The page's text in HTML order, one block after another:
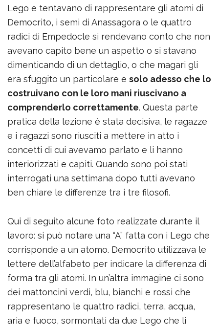
Lego e tentavano di rappresentare gli atomi di
Democrito, i semi di Anassagora o le quattro
radici di Empedocle si rendevano conto che non
avevano capito bene un aspetto o si stavano
dimenticando di un dettaglio, o che magari gli
era sfuggito un particolare e solo adesso che lo
costruivano con le loro mani riuscivano a
comprenderlo correttamente. Questa parte
pratica della lezione è stata decisiva, le ragazze
e i ragazzi sono riusciti a mettere in atto i
concetti di cui avevamo parlato e li hanno
interiorizzati e capiti. Quando sono poi stati
interrogati una settimana dopo tutti avevano
ben chiare le differenze tra i tre filosofi.
Qui di seguito alcune foto realizzate durante il
lavoro: si può notare una “A” fatta con i Lego che
corrisponde a un atomo. Democrito utilizzava le
lettere dell’alfabeto per indicare la differenza di
forma tra gli atomi. In un’altra immagine ci sono
dei mattoncini verdi, blu, bianchi e rossi che
rappresentano le quattro radici, terra, acqua,
aria e fuoco, sormontati da due Lego che li